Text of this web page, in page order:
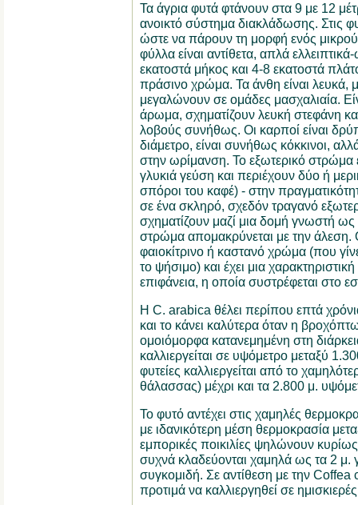
Τα άγρια φυτά φτάνουν στα 9 με 12
ανοικτό σύστημα διακλάδωσης. Στις
ώστε να πάρουν τη μορφή ενός
φύλλα είναι αντίθετα, απλά
εκατοστά μήκος και 4-8 εκατοστά
πράσινο χρώμα. Τα άνθη είναι λευκά,
μεγαλώνουν σε ομάδες μασχαλιαία.
άρωμα, σχηματίζουν λευκή στεφάνη
λοβούς συνήθως. Οι καρποί είναι
διάμετρο, είναι συνήθως κόκκινοι,
στην ωρίμανση. Το εξωτερικό στρώμα
γλυκιά γεύση και περιέχουν δύο ή
σπόροι του καφέ) - στην
σε ένα σκληρό, σχεδόν τραγανό
σχηματίζουν μαζί μια δομή γνωστή
στρώμα απομακρύνεται με την άλεση.
φαιοκίτρινο ή καστανό χρώμα (που
το ψήσιμο) και έχει μια
επιφάνεια, η οποία συστρέφεται στο
Η C. arabica θέλει περίπου επτά
και το κάνει καλύτερα όταν η
ομοιόμορφα κατανεμημένη στη
καλλιεργείται σε υψόμετρο μεταξύ
φυτείες καλλιεργείται από το
θάλασσας) μέχρι και τα 2.800 μ.
Το φυτό αντέχει στις χαμηλές
με ιδανικότερη μέση θερμοκρασία
εμπορικές ποικιλίες ψηλώνουν
συχνά κλαδεύονται χαμηλά ως τα 2 μ.
συγκομιδή. Σε αντίθεση με την
προτιμά να καλλιεργηθεί σε